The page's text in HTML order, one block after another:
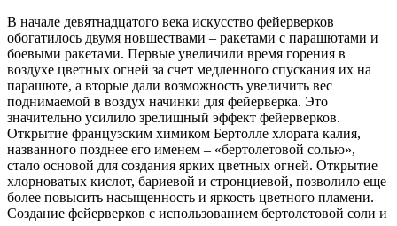
В начале девятнадцатого века искусство фейерверков
обогатилось двумя новшествами – ракетами с парашютами и
боевыми ракетами. Первые увеличили время горения в
воздухе цветных огней за счет медленного спускания их на
парашюте, а вторые дали возможность увеличить вес
поднимаемой в воздух начинки для фейерверка. Это
значительно усилило зрелищный эффект фейерверков.
Открытие французским химиком Бертолле хлората калия,
названного позднее его именем – «бертолетовой солью»,
стало основой для создания ярких цветных огней. Открытие
хлорноватых кислот, бариевой и стронциевой, позволило еще
более повысить насыщенность и яркость цветного пламени.
Создание фейерверков с использованием бертолетовой соли и